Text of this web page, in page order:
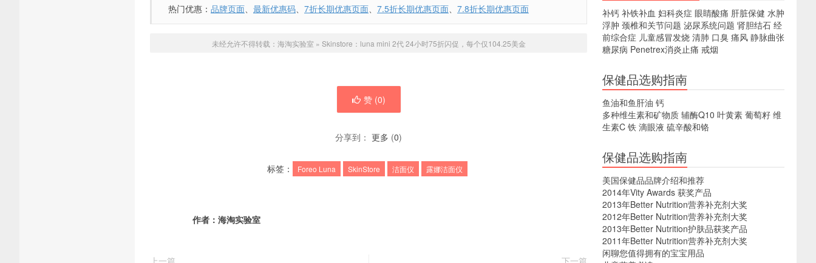
热门优惠： 品牌页面、 最新优惠码、 7折长期优惠页面、 7.5折长期优惠页面、 7.8折长期优惠页面
未经允许不得转载： 海淘实验室 » Skinstore：luna mini 2代 24小时75折闪促，每个仅104.25美金
赞 (0)
分享到： 更多 (0)
标签： Foreo Luna SkinStore 洁面仪 露娜洁面仪
作者： 海淘实验室
上一篇
下一篇
补钙 补铁补血 妇科炎症 眼睛酸痛 肝脏保健 水肿
浮肿 颈椎和关节问题 泌尿系统问题 肾胆结石 经
前综合症 儿童感冒发烧 清肺 口臭 痛风 静脉曲张
糖尿病 Penetrex消炎止痛 戒烟
保健品选购指南
鱼油和鱼肝油 钙
多种维生素和矿物质 辅酶Q10 叶黄素 葡萄籽 维
生素C 铁 滴眼液 硫辛酸和铬
保健品选购指南
美国保健品品牌介绍和推荐
2014年Vity Awards 获奖产品
2013年Better Nutrition营养补充剂大奖
2012年Better Nutrition营养补充剂大奖
2013年Better Nutrition护肤品获奖产品
2011年Better Nutrition营养补充剂大奖
闲聊您值得拥有的宝宝用品